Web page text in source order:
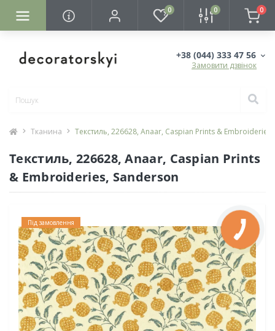
0 0 0
+38 (044) 333 47 56
Замовити дзвінок
Тканина Текстиль, 226628, Anaar, Caspian Prints &
Текстиль, 226628, Anaar, Caspian Prints
& Embroideries, Sanderson
Під замовлення